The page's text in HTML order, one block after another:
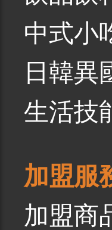
中式小
日韓異
生活技
加盟服
加盟商